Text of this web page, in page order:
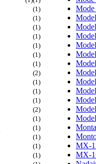
(1)
(1)
(1)
(1)
(1)
(1)
(1)
(2)
(1)
(1)
(1)
(2)
(1)
(1)
(1)
(1)
(1)
Mode
MX-
MX-